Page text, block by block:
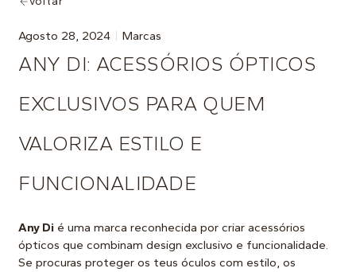
Agosto 28, 2024 Marcas
ANY DI: ACESSÓRIOS ÓPTICOS
EXCLUSIVOS PARA QUEM
VALORIZA ESTILO E
FUNCIONALIDADE
Any Di é uma marca reconhecida por criar acessórios
ópticos que combinam design exclusivo e funcionalidade.
Se procuras proteger os teus óculos com estilo, os